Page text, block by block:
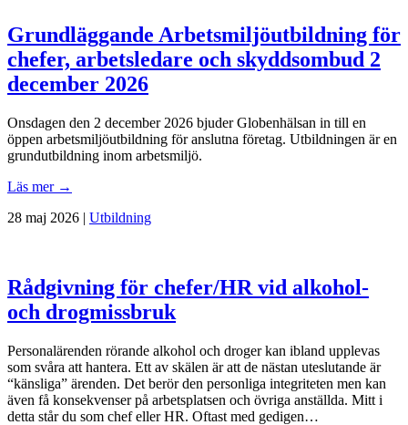
Grundläggande Arbetsmiljöutbildning för
chefer, arbetsledare och skyddsombud 2
december 2026
Onsdagen den 2 december 2026 bjuder Globenhälsan in till en
öppen arbetsmiljöutbildning för anslutna företag. Utbildningen är en
grundutbildning inom arbetsmiljö.
Läs mer →
28 maj 2026 | Utbildning
Rådgivning för chefer/HR vid alkohol-
och drogmissbruk
Personalärenden rörande alkohol och droger kan ibland upplevas
som svåra att hantera. Ett av skälen är att de nästan uteslutande är
“känsliga” ärenden. Det berör den personliga integriteten men kan
även få konsekvenser på arbetsplatsen och övriga anställda. Mitt i
detta står du som chef eller HR. Oftast med gedigen…